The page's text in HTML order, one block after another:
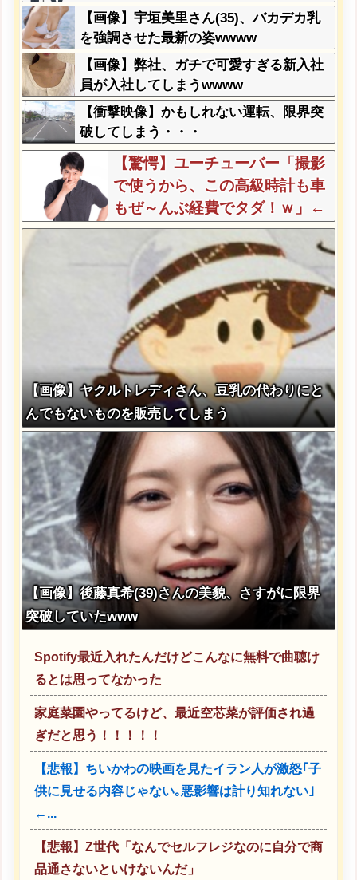
【画像】宇垣美里さん(35)、バカデカ乳
を強調させた最新の姿wwww
【画像】弊社、ガチで可愛すぎる新入社
員が入社してしまうwwww
【衝撃映像】かもしれない運転、限界突
破してしまう・・・
【驚愕】ユーチューバー「撮影
で使うから、この高級時計も車
もぜ～んぶ経費でタダ！ｗ」←
まさかコレ本気にしてる奴なん
ておらんよな？よな？w w w w
w w w w w w w
【画像】ヤクルトレディさん、豆乳の代わりにと
んでもないものを販売してしまう
【画像】後藤真希(39)さんの美貌、さすがに限界
突破していたwww
Spotify最近入れたんだけどこんなに無料で曲聴け
るとは思ってなかった
家庭菜園やってるけど、最近空芯菜が評価され過
ぎだと思う！！！！！
【悲報】ちいかわの映画を見たイラン人が激怒｢子
供に見せる内容じゃない｡悪影響は計り知れない｣
←...
【悲報】Z世代「なんでセルフレジなのに自分で商
品通さないといけないんだ」